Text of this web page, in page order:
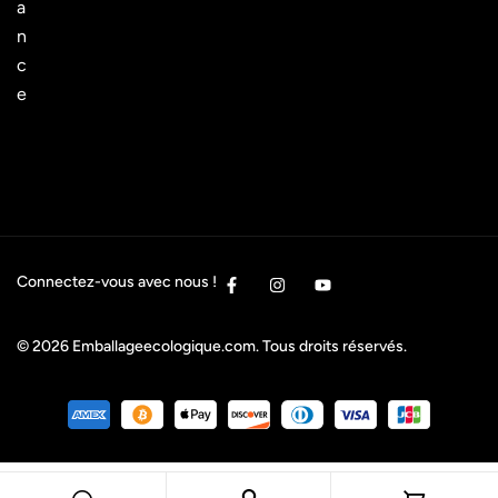
a
n
c
e
Connectez-vous avec nous !
© 2026 Emballageecologique.com. Tous droits réservés.